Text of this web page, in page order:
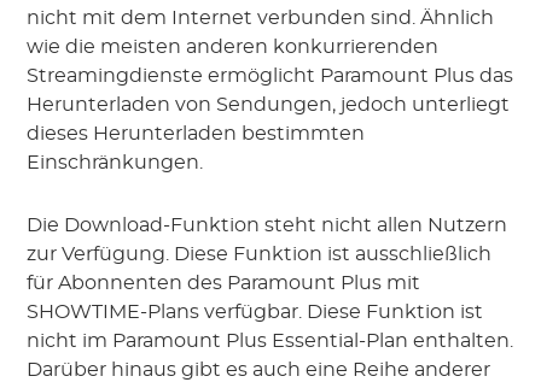
nicht mit dem Internet verbunden sind. Ähnlich
wie die meisten anderen konkurrierenden
Streamingdienste ermöglicht Paramount Plus das
Herunterladen von Sendungen, jedoch unterliegt
dieses Herunterladen bestimmten
Einschränkungen.
Die Download-Funktion steht nicht allen Nutzern
zur Verfügung. Diese Funktion ist ausschließlich
für Abonnenten des Paramount Plus mit
SHOWTIME-Plans verfügbar. Diese Funktion ist
nicht im Paramount Plus Essential-Plan enthalten.
Darüber hinaus gibt es auch eine Reihe anderer